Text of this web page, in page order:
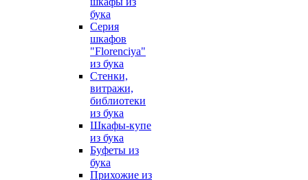
бука
Серия
шкафов
"Florenciya"
из бука
Стенки,
витражи,
библиотеки
из бука
Шкафы-купе
из бука
Буфеты из
бука
Прихожие из